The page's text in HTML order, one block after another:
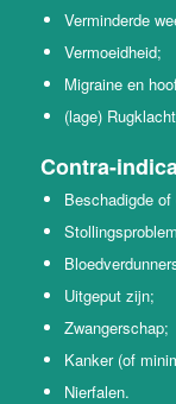
Verminderde
Vermoeidheid;
Migraine en
(lage)
Contra-
Beschadigde of
Uitgeput zijn;
Zwangerschap;
Kanker (of
Nierfalen.